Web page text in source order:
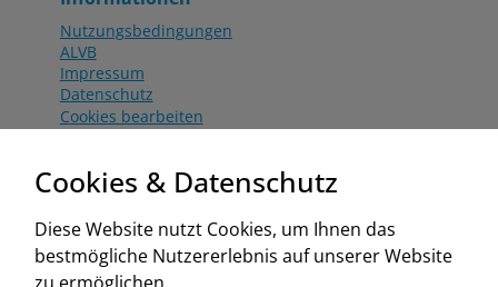
Nutzungsbedingungen
ALVB
Impressum
Datenschutz
Cookies bearbeiten
Aktionsbedingungen
www.worahnik.at
Zentrale Köttlach
Cookies & Datenschutz
Diese Website nutzt Cookies, um Ihnen das
bestmögliche Nutzererlebnis auf unserer Website